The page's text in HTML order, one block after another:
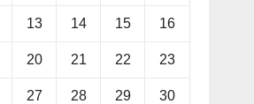
13 14 15 16
20 21 22 23
27 28 29 30